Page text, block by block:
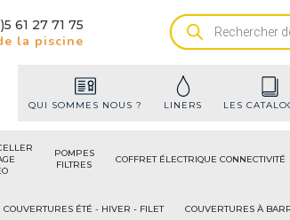
61 27 71 75
la piscine
Recherche
de
QUI SOMMES NOUS ? LINERS LES
POMPES
FILTRES
COFFRET ÉLECTRIQUE CONNECTIVITÉ
COUVERTURES ÉTÉ - HIVER - FILET COUVERTURES À